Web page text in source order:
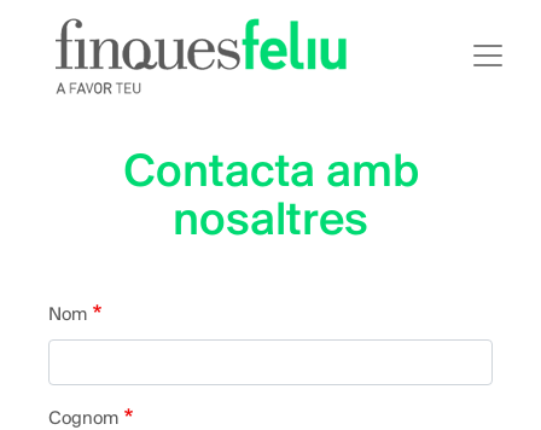
Vés
al
Contacta amb
nosaltres
Contacte
Nom
Cognom